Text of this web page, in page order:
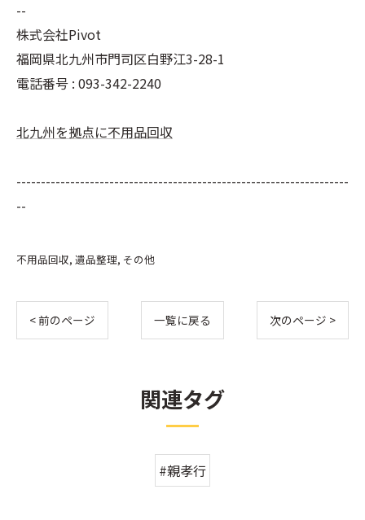
--
株式会社Pivot
福岡県北九州市門司区白野江3-28-1
電話番号 : 093-342-2240
北九州を拠点に不用品回収
--------------------------------------------------------------------
--
不用品回収 遺品整理 その他
< 前のページ 一覧に戻る 次のページ >
関連タグ
#親孝行